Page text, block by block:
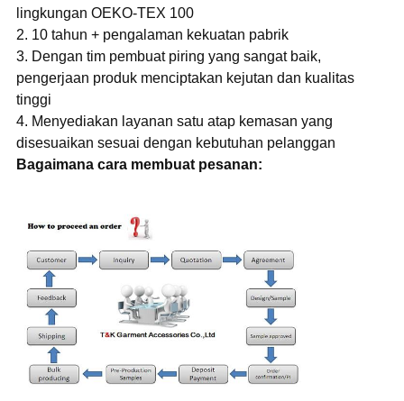
lingkungan OEKO-TEX 100
2. 10 tahun + pengalaman kekuatan pabrik
3. Dengan tim pembuat piring yang sangat baik,
pengerjaan produk menciptakan kejutan dan kualitas
tinggi
4. Menyediakan layanan satu atap kemasan yang
disesuaikan sesuai dengan kebutuhan pelanggan
Bagaimana cara membuat pesanan: